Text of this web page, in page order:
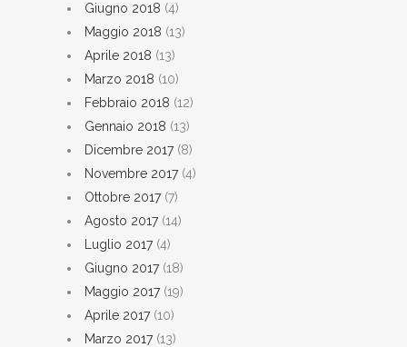
Giugno 2018 (4)
Maggio 2018 (13)
Aprile 2018 (13)
Marzo 2018 (10)
Febbraio 2018 (12)
Gennaio 2018 (13)
Dicembre 2017(8)
Novembre 2017(4)
Ottobre 2017(7)
Agosto 2017(14)
Luglio 2017(4)
Giugno 2017(18)
Maggio 2017(19)
Aprile 2017(10)
Marzo 2017(13)